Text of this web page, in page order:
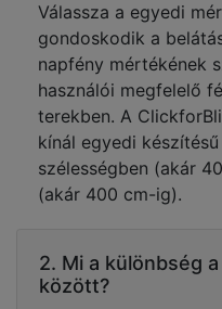
Válassza a egyedi
gondoskodik a
napfény mértékének
használói megfelelő
terekben. A
kínál egyedi
szélességben (akár
(akár 400 cm-ig).
2. Mi a különbség
között?